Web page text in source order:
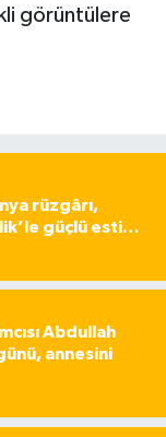
görüntülere
rüzgârı,
güçlü esti…
Abdullah
annesini